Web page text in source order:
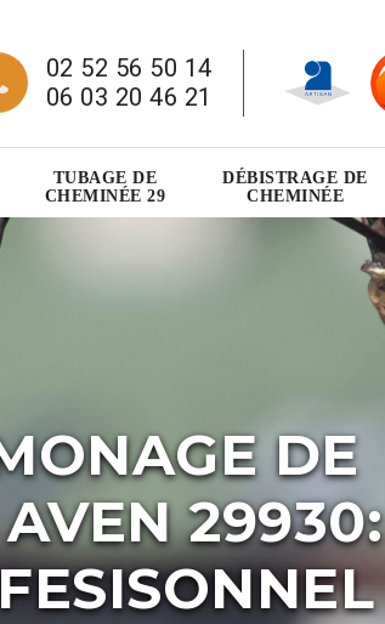
02 52 56 50 14
06 03 20 46 21
TUBAGE DE
CHEMINÉE 29
DÉBISTRAGE DE
CHEMINÉE
DE
29930: